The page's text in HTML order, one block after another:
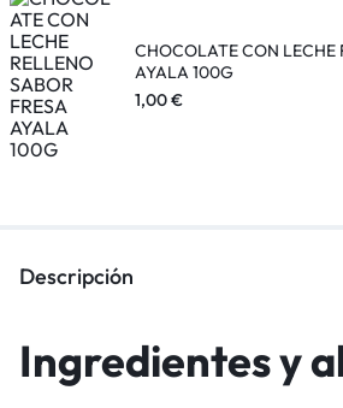
CHOCOLATE CON LECHE
AYALA 100G
1,00€
Descripción
Ingredientes y